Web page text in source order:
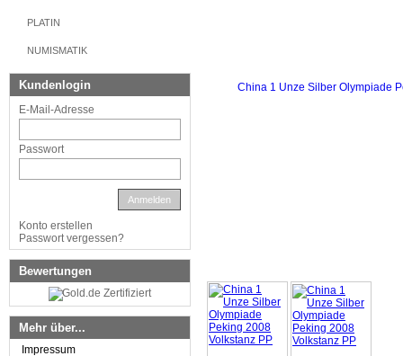
PLATIN
NUMISMATIK
Kundenlogin
E-Mail-Adresse
Passwort
Anmelden
Konto erstellen
Passwort vergessen?
Bewertungen
Mehr über...
Impressum